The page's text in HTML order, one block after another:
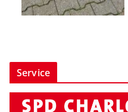
Service